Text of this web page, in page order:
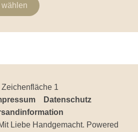
Datenschutz
Liebe Handgemacht. Powered